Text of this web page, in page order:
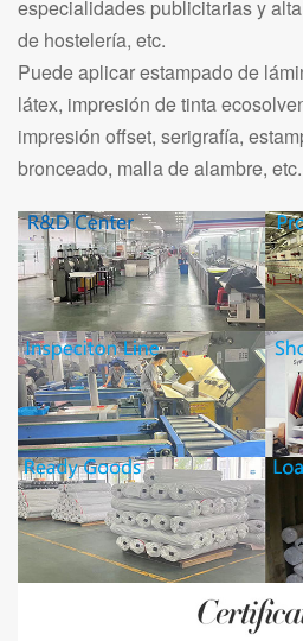
especialidades publicitarias y
de hostelería, etc.
Puede aplicar estampado de
látex, impresión de tinta
impresión offset, serigrafía,
bronceado, malla de alambre,